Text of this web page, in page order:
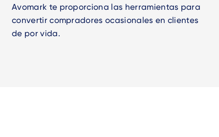
Avomark te proporciona las herramientas para
convertir compradores ocasionales en clientes
de por vida.